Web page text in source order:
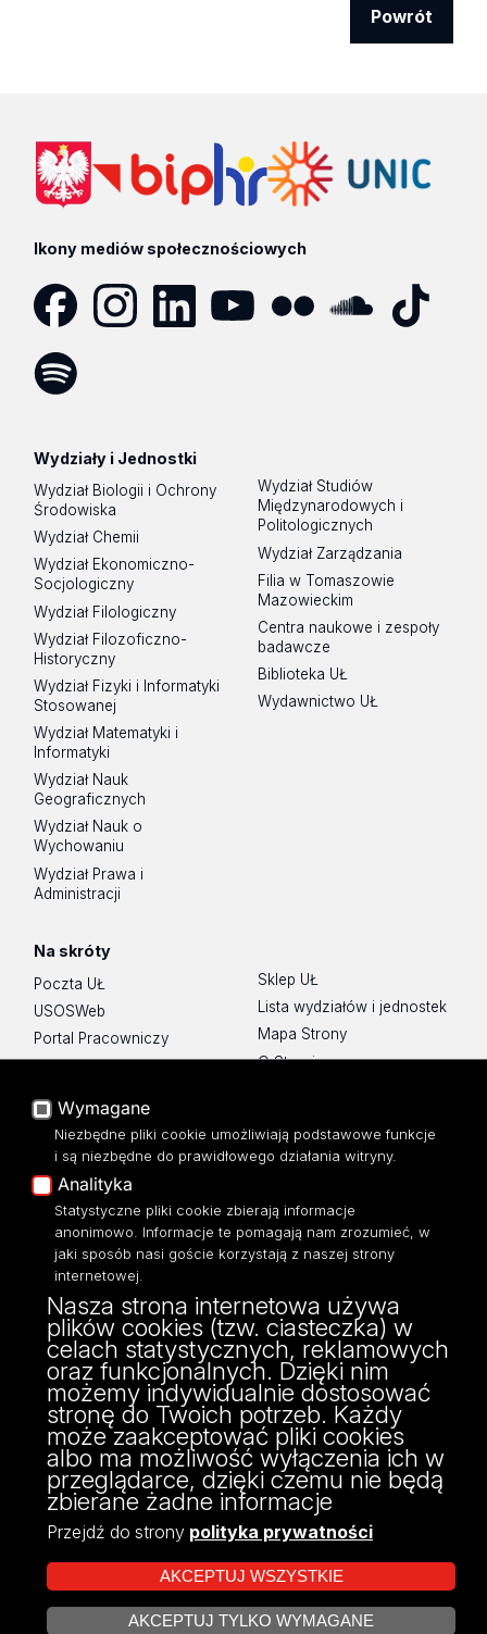
Powrót
Ikony mediów społecznościowych
Wydziały i Jednostki
Wydział Biologii i Ochrony
Środowiska
Wydział Chemii
Wydział Ekonomiczno-
Socjologiczny
Wydział Filologiczny
Wydział Filozoficzno-
Historyczny
Wydział Fizyki i Informatyki
Stosowanej
Wydział Matematyki i
Informatyki
Wydział Nauk
Geograficznych
Wydział Nauk o
Wychowaniu
Wydział Prawa i
Administracji
Wydział Studiów
Międzynarodowych i
Politologicznych
Wydział Zarządzania
Filia w Tomaszowie
Mazowieckim
Centra naukowe i zespoły
badawcze
Biblioteka UŁ
Wydawnictwo UŁ
Na skróty
Poczta UŁ
USOSWeb
Portal Pracowniczy
Baza Aktów Własnych
Moodle
Eksperci UŁ
Polityka Prywatności
Dostępność
Sklep UŁ
Lista wydziałów i jednostek
Mapa Strony
O Stronie
ul. Narutowicza 68, 90-136 Łódź
NIP: 724 000 32 43
Adres do doręczeń elektronicznych (ADE):
AE:PL-74796-17640-IHHIV-17
KONTAKT
Projekt Multiportalu UŁ współfinansowany z funduszy Unii Europejskiej w
Wymagane
Niezbędne pliki cookie umożliwiają podstawowe funkcje
i są niezbędne do prawidłowego działania witryny.
Analityka
Statystyczne pliki cookie zbierają informacje
anonimowo. Informacje te pomagają nam zrozumieć, w
jaki sposób nasi goście korzystają z naszej strony
internetowej.
Nasza strona internetowa używa
plików cookies (tzw. ciasteczka) w
celach statystycznych, reklamowych
oraz funkcjonalnych. Dzięki nim
możemy indywidualnie dostosować
stronę do Twoich potrzeb. Każdy
może zaakceptować pliki cookies
albo ma możliwość wyłączenia ich w
przeglądarce, dzięki czemu nie będą
zbierane żadne informacje
Przejdź do strony polityka prywatności
AKCEPTUJ WSZYSTKIE
AKCEPTUJ TYLKO WYMAGANE